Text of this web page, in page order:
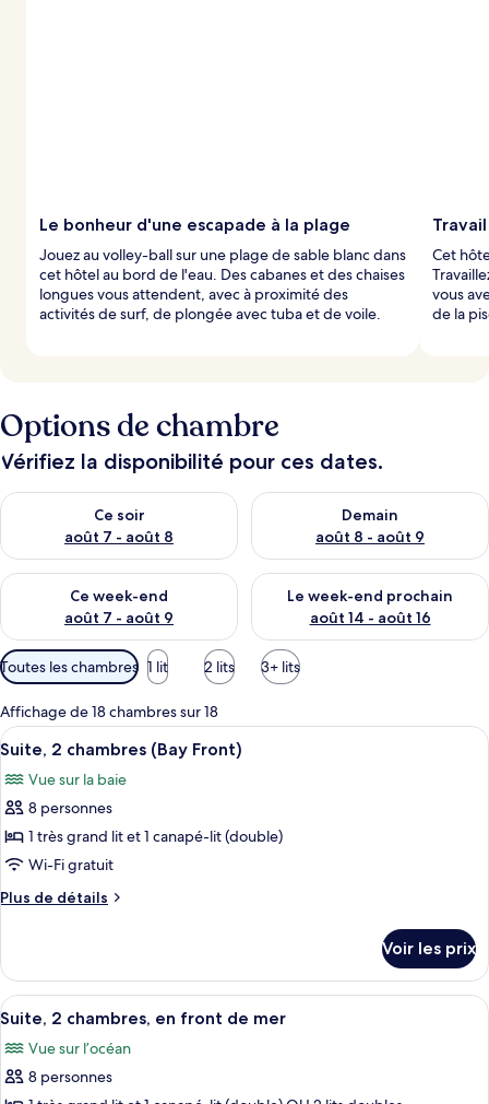
Le bonheur d'une escapade à la plage
Jouez au volley-ball sur une plage de sable blanc dans
cet hôtel au bord de l'eau. Des cabanes et des chaises
longues vous attendent, avec à proximité des
activités de surf, de plongée avec tuba et de voile.
Cet
vous
de la
Options de chambre
Vérifiez la disponibilité pour ces dates.
Ce soir
août 7 - août 8
Vérifier la disponibilité pour ce soir août 7 - août 8
Demain
août 8 - août 9
Vérifier la disponibilité pour
Ce week-end
août 7 - août 9
Vérifier la disponibilité pour ce week-end août 7 - août 9
Le week-end prochain
août 14 - août 16
Vérifier la disponibilité pour
Filtres
disponibles
pour
les
chambres
Toutes les chambres 1 lit 2 lits 3+ lits
Affichage de 18 chambres sur 18
Afficher
toutes
les
photos
pour
ce
type
de
Suite,
2
chambres
(Bay
Front)
Une chambre d’hôtel moderne
2
Suite, 2 chambres (Bay Front)
Vue sur la baie
8 personnes
1 très grand lit et 1 canapé-lit (double)
Wi-Fi gratuit
Plus de détails
Plus
le
type
de
Suite,
2
Voir les prix
Afficher
toutes
les
photos
Une chambre d’hôtel moderne avec
4
Suite, 2 chambres, en front de mer
Vue sur l’océan
8 personnes